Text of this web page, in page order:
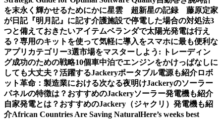
を末永く輝かせるためにかに星雲 超新星の記録 藤原定家
が日記『明月記』に記す介護施設で停電した場合の対処法3
つと備えておきたいアイテムベランダで太陽光発電は行え
る？専用のキットを使って気軽に導入をスマホに最も便利な
アプリカテゴリー3選市場をマスターしよう: トレーディン
グ成功のための戦略10個車中泊でエンジンをかけっぱなしに
しても大丈夫？活躍するJackeryポータブル電源も紹介ロボ
ット革命：製造業における次なる夜明けJackeryのソーラー
パネルの特徴は？おすすめのJackeryソーラー発電機も紹介
自家発電とは？おすすめのJackery（ジャクリ）発電機も紹
介African Countries Are Saving NaturalHere’s weeks best